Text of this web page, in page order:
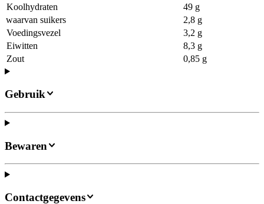
Koolhydraten
49 g
waarvan suikers
2,8 g
Voedingsvezel
3,2 g
Eiwitten
8,3 g
Zout
0,85 g
Gebruik
Bewaren
Contactgegevens